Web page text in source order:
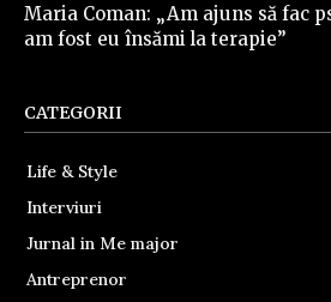
Maria Coman: „Am ajuns să fac
am fost eu însămi la terapie”
CATEGORII
Life & Style
Interviuri
Jurnal in Me major
Antreprenor